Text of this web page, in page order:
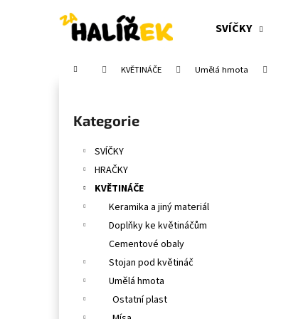
SVÍČKY
Domů KVĚTINÁČE Umělá hmota
Přeskočit
kategorie
Kategorie
SVÍČKY
HRAČKY
KVĚTINÁČE
Keramika a jiný materiál
Doplňky ke květináčům
Cementové obaly
Stojan pod květináč
Umělá hmota
Ostatní plast
Zpět
Zpět